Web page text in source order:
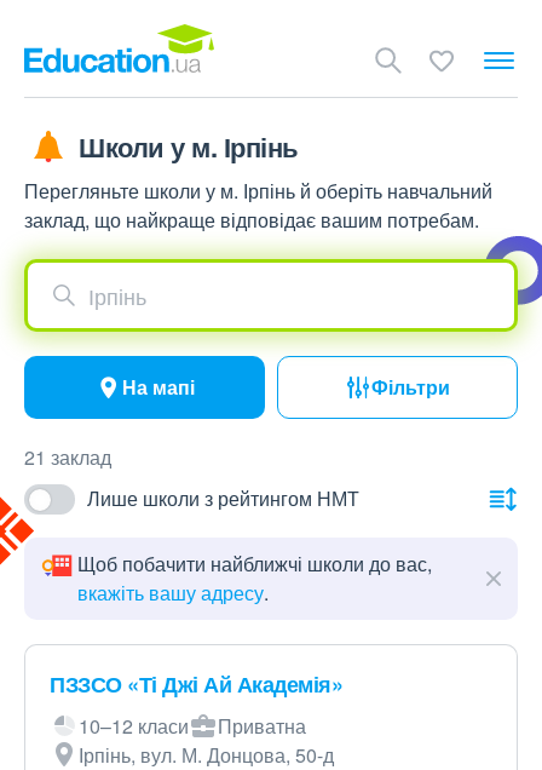
Школи у м. Ірпінь
Перегляньте школи у м. Ірпінь й оберіть навчальний
заклад, що найкраще відповідає вашим потребам.
Ірпінь
На мапі Фільтри
21 заклад
Лише школи з рейтингом НМТ
Щоб побачити найближчі школи до вас,
вкажіть вашу адресу.
ПЗЗСО «Ті Джі Ай Академія»
10–12 класи
Приватна
Ірпінь, вул. М. Донцова, 50-д